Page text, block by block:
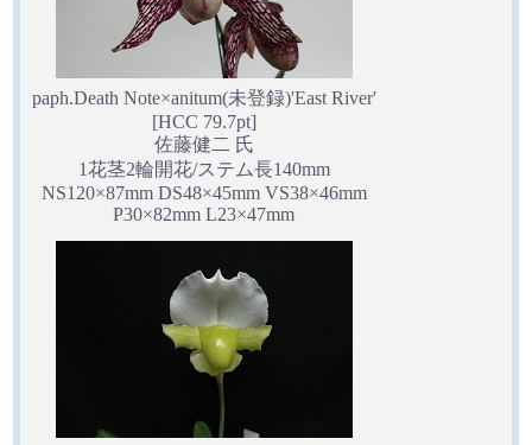
paph.Death Note×anitum(未登録)'East River'
[HCC 79.7pt]
佐藤健二 氏
1花茎2輪開花/ステム長140mm
NS120×87mm DS48×45mm VS38×46mm
P30×82mm L23×47mm